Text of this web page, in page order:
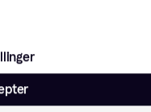
matcher dine